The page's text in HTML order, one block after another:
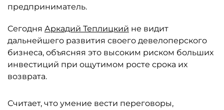
предприниматель.
Сегодня Аркадий Теплицкий не видит
дальнейшего развития своего девелоперского
бизнеса, объясняя это высоким риском больших
инвестиций при ощутимом росте срока их
возврата.
Считает, что умение вести переговоры,